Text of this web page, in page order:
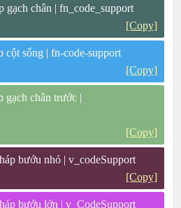
gạch chân | fn_code_support
[Copy]
cột sống | fn-code-support
[Copy]
gạch chân trước |
[Copy]
bướu nhỏ | v_codeSupport
[Copy]
bướu lớn | v_CodeSupport